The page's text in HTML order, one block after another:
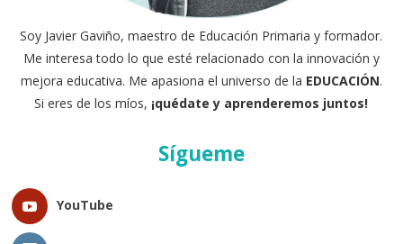
Soy Javier Gaviño, maestro de Educación Primaria y formador.
Me interesa todo lo que esté relacionado con la innovación y
mejora educativa. Me apasiona el universo de la EDUCACIÓN.
Si eres de los míos, ¡quédate y aprenderemos juntos!
Sígueme
YouTube